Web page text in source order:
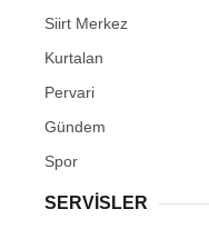
Siirt Merkez
Kurtalan
Pervari
Gündem
Spor
SERVİSLER